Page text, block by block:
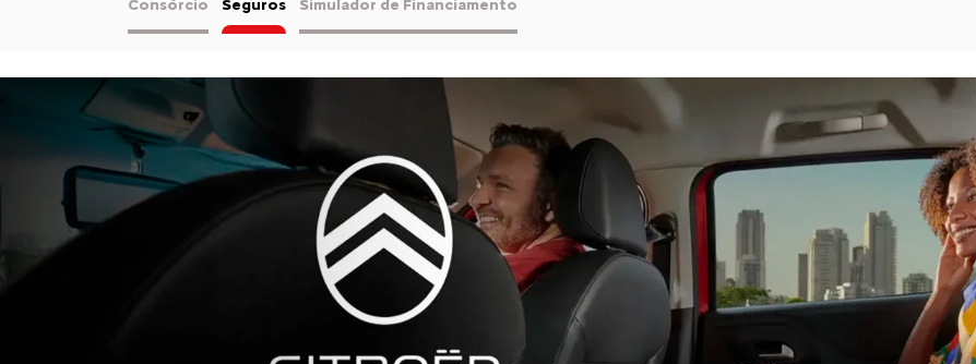
Consórcio Seguros Simulador de Financiamento